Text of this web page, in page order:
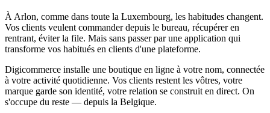
ÀArlon, comme dans toute la Luxembourg, les habitudes changent.
Vos clients veulent commander depuis le bureau, récupérer en
rentrant, éviter la file. Mais sans passer par une application qui
transforme vos habitués en clients d'une plateforme.
Digicommerce installe une boutique en ligne à votre nom, connectée
à votre activité quotidienne. Vos clients restent les vôtres, votre
marque garde son identité, votre relation se construit en direct. On
s'occupe du reste — depuis la Belgique.